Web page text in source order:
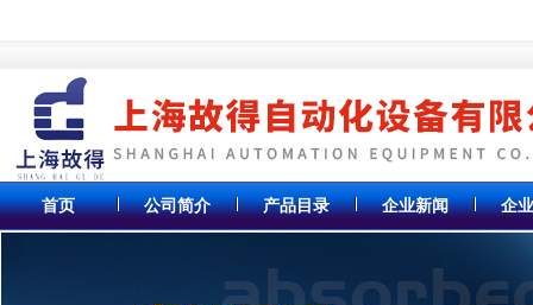
首页 公司简介 产品目录 企业新闻 企